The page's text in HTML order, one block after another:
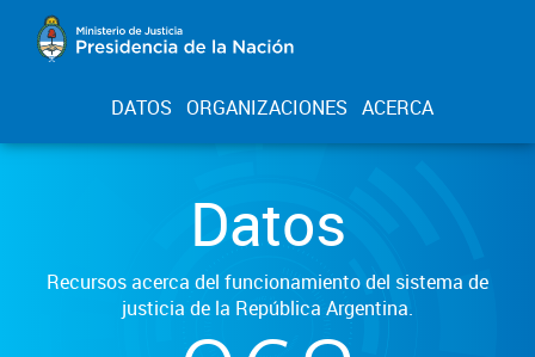
DATOS ORGANIZACIONES ACERCA
Datos
Recursos acerca del funcionamiento del sistema de
justicia de la República Argentina.